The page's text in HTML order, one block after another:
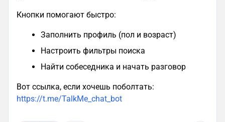
Кнопки помогают быстро:
Заполнить профиль (пол и возраст)
Настроить фильтры поиска
Найти собеседника и начать разговор
Вот ссылка, если хочешь поболтать:
https://t.me/TalkMe_chat_bot